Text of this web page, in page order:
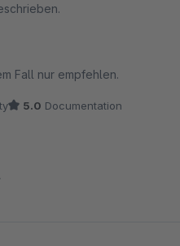
Fall nur empfehlen.
5.0 Documentation